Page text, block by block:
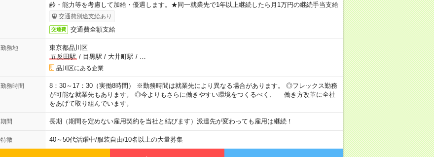
齢・能力等を考慮して加給・優遇します。★同一就業先で1年以上継続したら月1万円の継続手当支給
交通費別途支給あり
交通費 交通費全額支給
勤務地
東京都品川区
五反田駅/ 目黒駅 / 大井町駅 /
品川区にある企業
勤務時間
8：30～17：30（実働8時間） ※勤務時間は就業先により異なる場合があります。 ◎フレックス勤務
が可能な就業先もあります。 ◎今よりもさらに働きやすい環境をつくるべく、 働き方改革に全社
をあげて取り組んでいます。
期間 長期（期間を定めない雇用契約を当社と結びます）派遣先が変わっても雇用は継続！
特徴 40～50代活躍中/服装自由/10名以上の大量募集